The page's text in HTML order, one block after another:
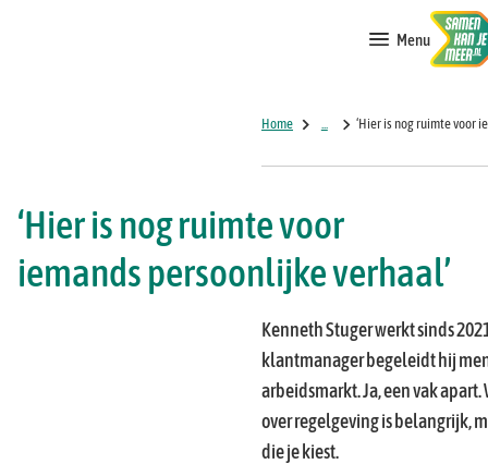
Menu
Home ‘Hier is nog ruimte voor
‘Hier is nog ruimte voor
iemands persoonlijke verhaal’
Kenneth Stuger werkt sinds
klantmanager begeleidt hij
arbeidsmarkt. Ja, een vak
over regelgeving is belangrijk,
die je kiest.